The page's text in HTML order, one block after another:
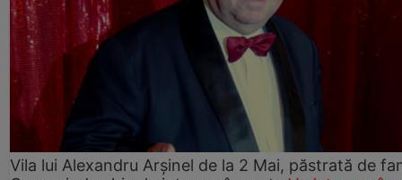
Vila lui Alexandru Arșinel de la 2 Mai, păstrată de